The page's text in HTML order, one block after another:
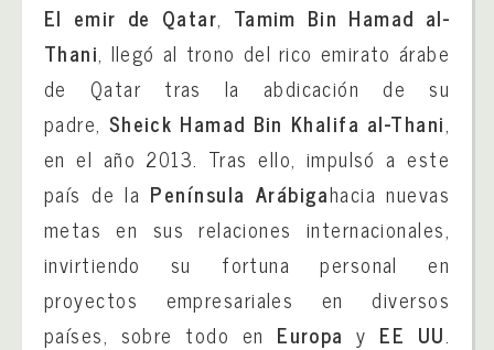
El emir de Qatar, Tamim Bin Hamad al-
Thani, llegó al trono del rico emirato árabe
de Qatar tras la abdicación de su
padre, Sheick Hamad Bin Khalifa al-Thani,
en el año 2013. Tras ello, impulsó a este
país de la Península Arábigahacia nuevas
metas en sus relaciones internacionales,
invirtiendo su fortuna personal en
proyectos empresariales en diversos
países, sobre todo en Europa y EE UU.